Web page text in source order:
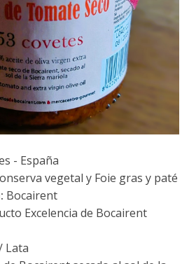
- España
vegetal y Foie gras y paté
Bocairent
Excelencia de Bocairent
Lata